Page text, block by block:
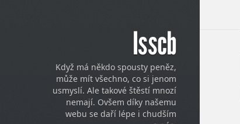
Isscb
Když má někdo spousty peněz,
může mít všechno, co si jenom
usmyslí. Ale takové štěstí mnozí
nemají. Ovšem díky našemu
webu se daří lépe i chudším